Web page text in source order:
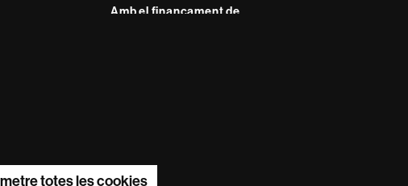
totes les cookies
Amb el finançament de